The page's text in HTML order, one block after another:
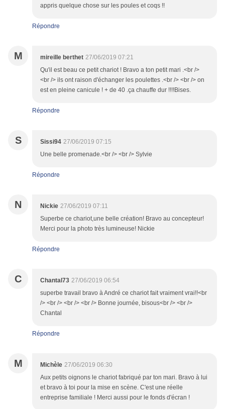
appris quelque chose sur les poules et coqs !!
Répondre
M mireille berthet 27/06/2019 07:21
Qu'il est beau ce petit chariot ! Bravo a ton petit mari .<br />
<br /> ils ont raison d'échanger les poulettes .<br /> <br /> on
est en pleine canicule ! + de 40 .ça chauffe dur !!!!Bises.
Répondre
S Sissi94 27/06/2019 07:15
Une belle promenade.<br /> <br /> Sylvie
Répondre
N Nickie 27/06/2019 07:11
Superbe ce chariot,une belle création! Bravo au concepteur!
Merci pour la photo très lumineuse! Nickie
Répondre
C Chantal73 27/06/2019 06:54
superbe travail bravo à André ce chariot fait vraiment vrai!!<br
/> <br /> <br /> <br /> Bonne journée, bisous<br /> <br />
Chantal
Répondre
M Michèle 27/06/2019 06:30
Aux petits oignons le chariot fabriqué par ton mari. Bravo à lui
et bravo à toi pour la mise en scène. C'est une réelle
entreprise familiale ! Merci aussi pour le fonds d'écran !